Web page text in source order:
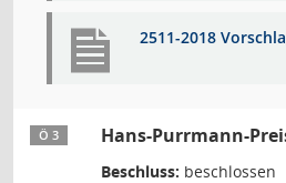
2511-2018
Ö 3 Hans-Purrmann-
Beschluss: beschlossen